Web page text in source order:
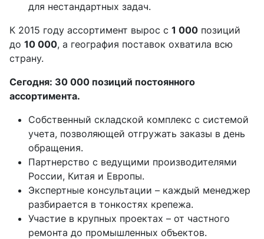
для нестандартных задач.
К 2015 году ассортимент вырос с 1 000 позиций
до 10 000, а география поставок охватила всю
страну.
Сегодня: 30 000 позиций постоянного
ассортимента.
Собственный складской комплекс с системой
учета, позволяющей отгружать заказы в день
обращения.
Партнерство с ведущими производителями
России, Китая и Европы.
Экспертные консультации – каждый менеджер
разбирается в тонкостях крепежа.
Участие в крупных проектах – от частного
ремонта до промышленных объектов.